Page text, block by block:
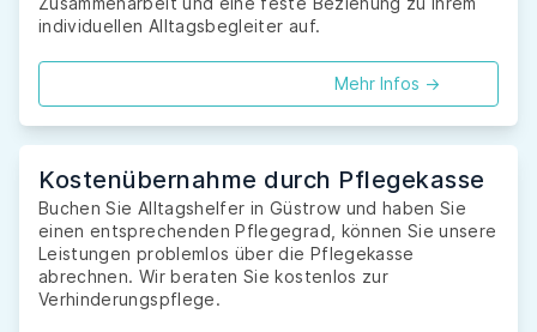
individuellen Alltagsbegleiter auf.
Mehr Infos ->
Kostenübernahme durch Pflegekasse
Buchen Sie Alltagshelfer in Güstrow und haben Sie
einen entsprechenden Pflegegrad, können Sie unsere
Leistungen problemlos über die Pflegekasse
abrechnen. Wir beraten Sie kostenlos zur
Verhinderungspflege.